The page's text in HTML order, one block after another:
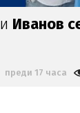
преди 17 часа